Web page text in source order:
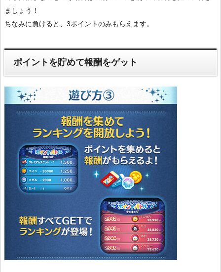
ましょう！
ちなみに負けると、3ポイントのみもらえます。
ポイントを貯めて報酬をゲット